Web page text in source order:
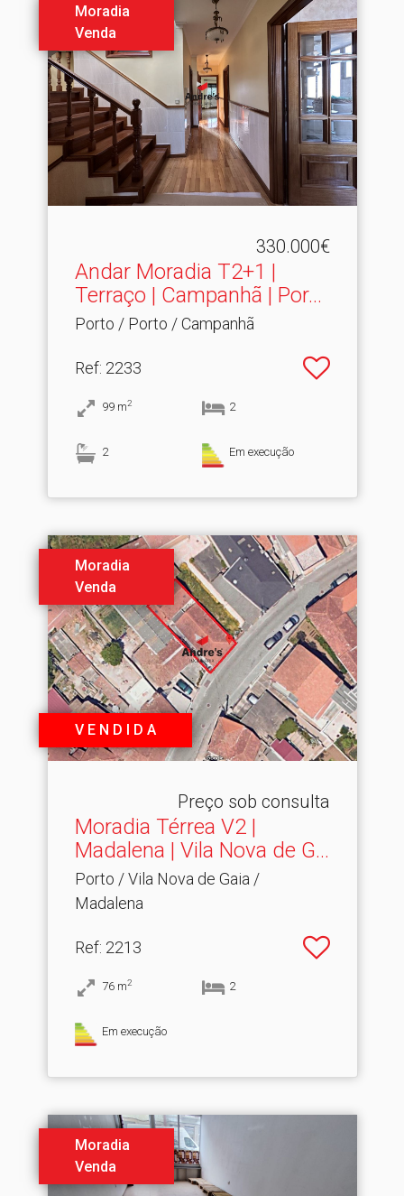
Moradia
Venda
330.000€
Andar Moradia T2+1 |
Terraço | Campanhã | Por.​..
Porto / Porto / Campanhã
Ref: 2233
99 m2 2
2 Em execução
Moradia
Venda
V E N D I D A
Preço sob consulta
Moradia Térrea V2 |
Madalena | Vila Nova de G.​..
Porto / Vila Nova de Gaia /
Madalena
Ref: 2213
76 m2 2
Em execução
Moradia
Venda